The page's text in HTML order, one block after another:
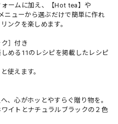
ームに加え、【Hot tea】や
ニューから選ぶだけで簡単に作れ
ンクを楽しめます。
］付き
める11のレシピを掲載したレシピ
使えます。
、心がホッとやすらぐ贈り物を。
イトとナチュラルブラックの２色